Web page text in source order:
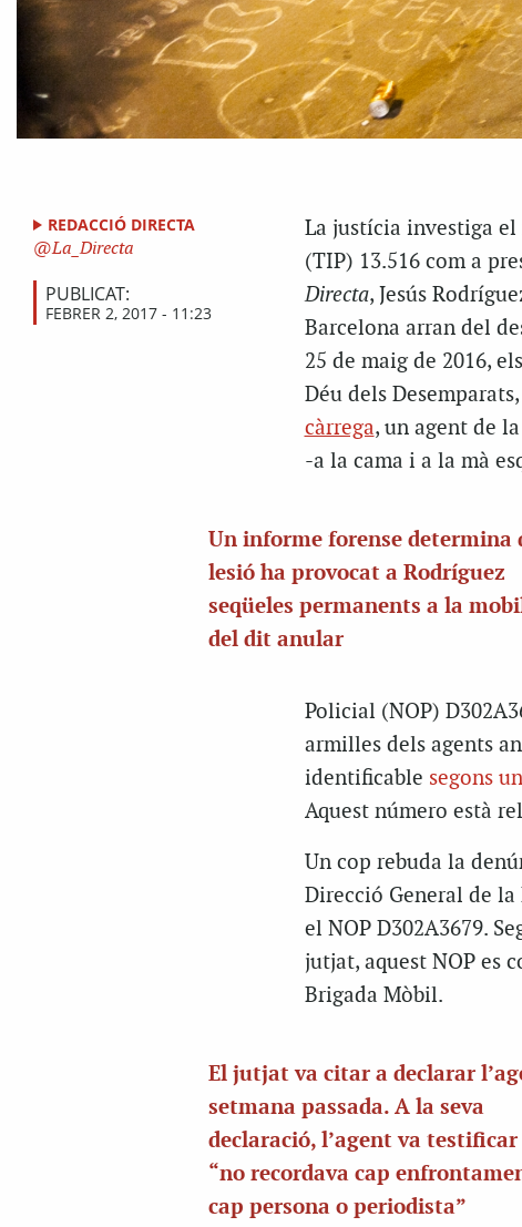
REDACCIÓ DIRECTA
La_Directa
PUBLICAT:
FEBRER 2, 2017 - 11:23
La justícia investiga el
(TIP) 13.516 com a
Directa, Jesús
Barcelona arran del
25 de maig de 2016,
Déu dels
càrrega, un agent de
-a la cama i a la mà
Un informe forense determina
lesió ha provocat a Rodríguez
seqüeles permanents a la
del dit anular
Policial (NOP)
armilles dels agents
identificable segons
Aquest número està
Un cop rebuda la
Direcció General de
el NOP D302A3679.
jutjat, aquest NOP es
Brigada Mòbil.
El jutjat va citar a declarar
setmana passada. A la seva
declaració, l’agent va testificar
“no recordava cap
cap persona o periodista”